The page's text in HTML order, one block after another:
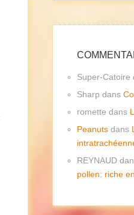
Super-Catoire
Sharp dans
romette dans
Peanuts dans
REYNAUD
pollen: riche